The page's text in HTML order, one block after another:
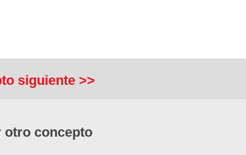
siguiente >>
otro concepto